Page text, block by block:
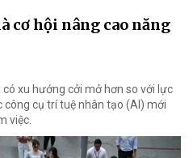
cơ hội nâng cao năng
xu hướng cởi mở hơn so với lực
công cụ trí tuệ nhân tạo (AI) mới
việc.